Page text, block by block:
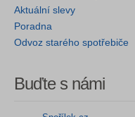
Aktuální slevy
Poradna
Odvoz starého spotřebiče
Buďte s námi